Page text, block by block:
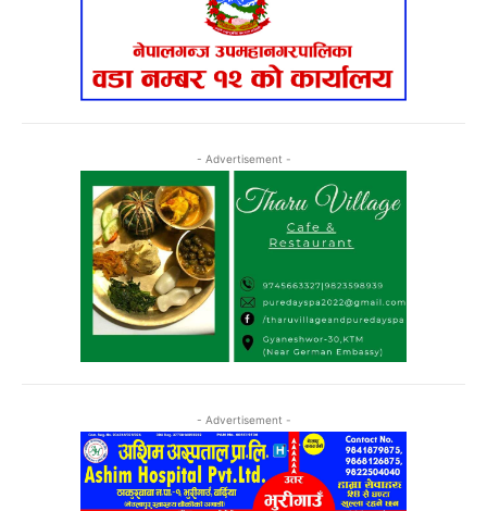
- Advertisement -
- Advertisement -